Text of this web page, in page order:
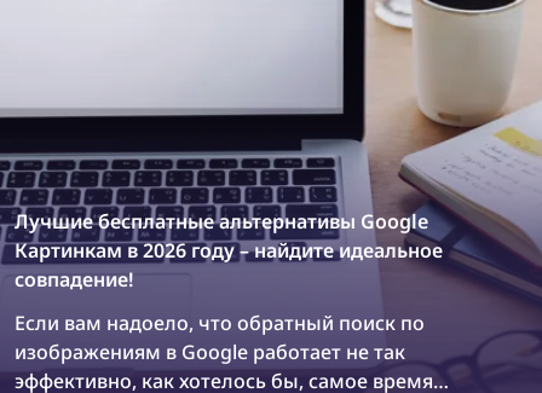
Лучшие бесплатные альтернативы Google
Картинкам в 2026 году – найдите идеальное
совпадение!
Если вам надоело, что обратный поиск по
изображениям в Google работает не так
эффективно, как хотелось бы, самое время